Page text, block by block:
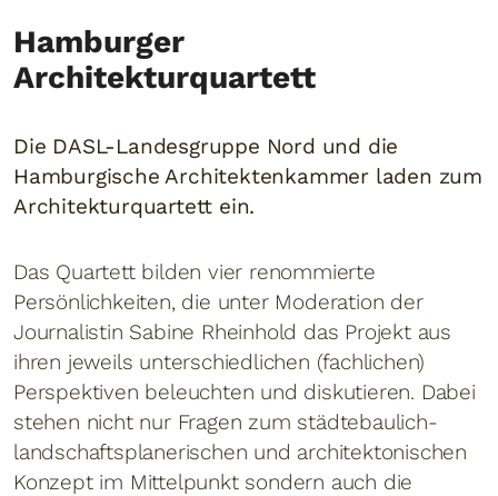
Hamburger
Architekturquartett
Die DASL-Landesgruppe Nord und die
Hamburgische Architektenkammer laden zum
Architekturquartett ein.
Das Quartett bilden vier renommierte
Persönlichkeiten, die unter Moderation der
Journalistin Sabine Rheinhold das Projekt aus
ihren jeweils unterschiedlichen (fachlichen)
Perspektiven beleuchten und diskutieren. Dabei
stehen nicht nur Fragen zum städtebaulich-
landschaftsplanerischen und architektonischen
Konzept im Mittelpunkt sondern auch die